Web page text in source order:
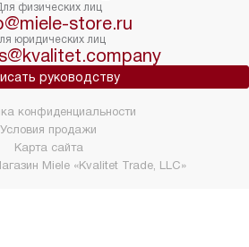
физических лиц
store.ru
юридических лиц
руководству
Miele «Kvalitet Trade, LLC»
конфиденциальности
Условия продажи
Карта сайта